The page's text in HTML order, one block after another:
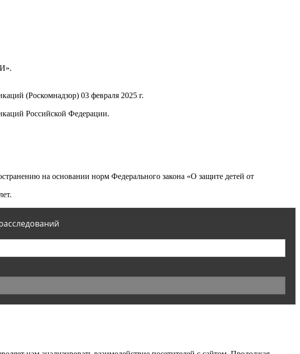
(Роскомнадзор) 03 февраля 2025 г.
Российской Федерации.
на основании норм Федерального закона «О защите детей от